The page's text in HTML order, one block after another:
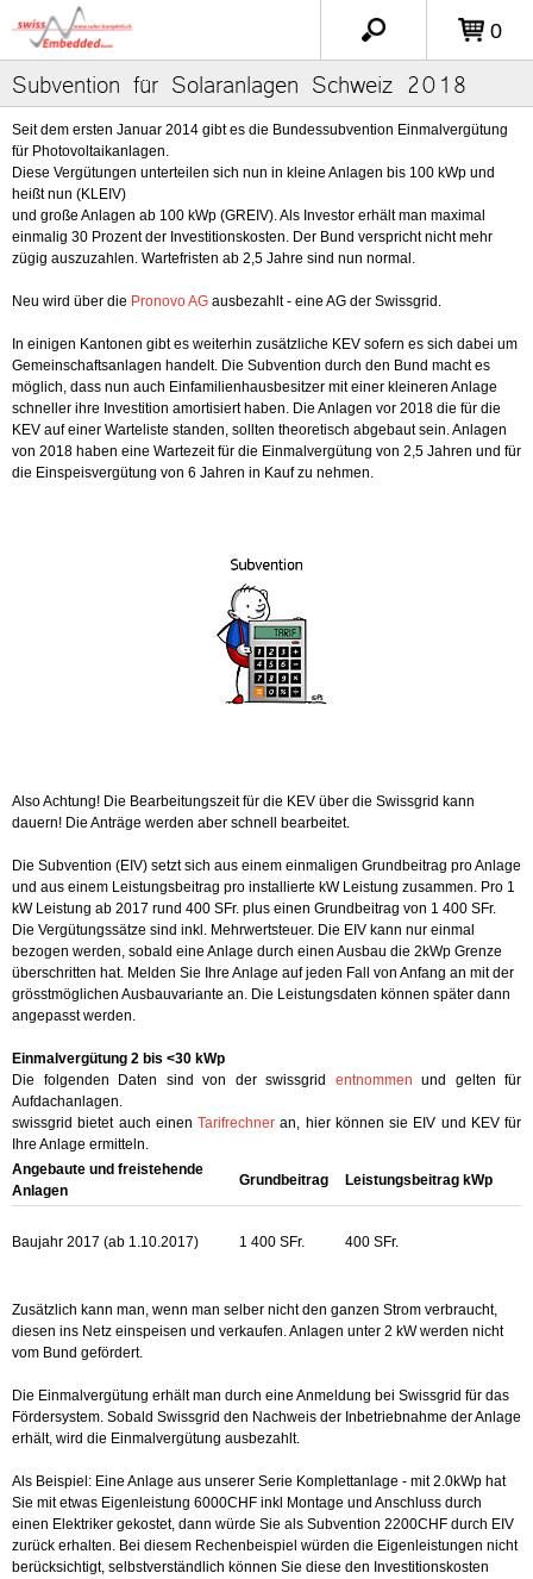
0
Subvention für Solaranlagen Schweiz 2018
Seit dem ersten Januar 2014 gibt es die Bundessubvention Einmalvergütung
für Photovoltaikanlagen.
Diese Vergütungen unterteilen sich nun in kleine Anlagen bis 100 kWp und
heißt nun (KLEIV)
und große Anlagen ab 100 kWp (GREIV). Als Investor erhält man maximal
einmalig 30 Prozent der Investitionskosten. Der Bund verspricht nicht mehr
zügig auszuzahlen. Wartefristen ab 2,5 Jahre sind nun normal.
Neu wird über die Pronovo AG ausbezahlt - eine AG der Swissgrid.
In einigen Kantonen gibt es weiterhin zusätzliche KEV sofern es sich dabei um
Gemeinschaftsanlagen handelt. Die Subvention durch den Bund macht es
möglich, dass nun auch Einfamilienhausbesitzer mit einer kleineren Anlage
schneller ihre Investition amortisiert haben. Die Anlagen vor 2018 die für die
KEV auf einer Warteliste standen, sollten theoretisch abgebaut sein. Anlagen
von 2018 haben eine Wartezeit für die Einmalvergütung von 2,5 Jahren und für
die Einspeisvergütung von 6 Jahren in Kauf zu nehmen.
Also Achtung! Die Bearbeitungszeit für die KEV über die Swissgrid kann
dauern! Die Anträge werden aber schnell bearbeitet.
Die Subvention (EIV) setzt sich aus einem einmaligen Grundbeitrag pro Anlage
und aus einem Leistungsbeitrag pro installierte kW Leistung zusammen. Pro 1
kW Leistung ab 2017 rund 400 SFr. plus einen Grundbeitrag von 1 400 SFr.
Die Vergütungssätze sind inkl. Mehrwertsteuer. Die EIV kann nur einmal
bezogen werden, sobald eine Anlage durch einen Ausbau die 2kWp Grenze
überschritten hat. Melden Sie Ihre Anlage auf jeden Fall von Anfang an mit der
grösstmöglichen Ausbauvariante an. Die Leistungsdaten können später dann
angepasst werden.
Einmalvergütung 2 bis <30 kWp
Die folgenden Daten sind von der swissgrid entnommen und gelten für
Aufdachanlagen.
swissgrid bietet auch einen Tarifrechner an, hier können sie EIV und KEV für
Ihre Anlage ermitteln.
Angebaute und freistehende
Anlagen
Grundbeitrag Leistungsbeitrag kWp
Baujahr 2017 (ab 1.10.2017) 1 400 SFr. 400 SFr.
Zusätzlich kann man, wenn man selber nicht den ganzen Strom verbraucht,
diesen ins Netz einspeisen und verkaufen. Anlagen unter 2 kW werden nicht
vom Bund gefördert.
Die Einmalvergütung erhält man durch eine Anmeldung bei Swissgrid für das
Fördersystem. Sobald Swissgrid den Nachweis der Inbetriebnahme der Anlage
erhält, wird die Einmalvergütung ausbezahlt.
Als Beispiel: Eine Anlage aus unserer Serie Komplettanlage - mit 2.0kWp hat
Sie mit etwas Eigenleistung 6000CHF inkl Montage und Anschluss durch
einen Elektriker gekostet, dann würde Sie als Subvention 2200CHF durch EIV
zurück erhalten. Bei diesem Rechenbeispiel würden die Eigenleistungen nicht
berücksichtigt, selbstverständlich können Sie diese den Investitionskosten